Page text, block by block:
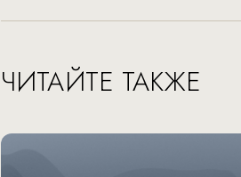
ЧИТАЙТЕ ТАКЖЕ